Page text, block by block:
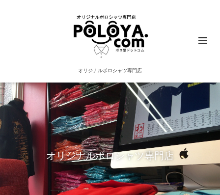
オリジナルポロシャツ専門店
オリジナルポロシャツ専門店
ポロ屋ドットコム